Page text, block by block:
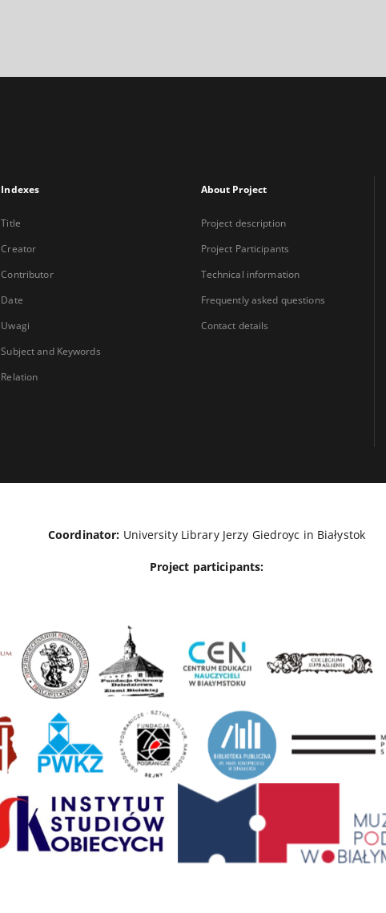
Indexes
Title
Creator
Contributor
Date
Uwagi
Subject and Keywords
Relation
About Project
Project description
Project Participants
Technical information
Frequently asked questions
Contact details
Coordinator: University Library Jerzy Giedroyc in Białystok
Project participants: